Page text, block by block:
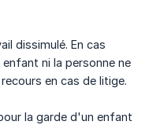
dissimulé. En cas
ni la personne ne
en cas de litige.
la garde d'un enfant